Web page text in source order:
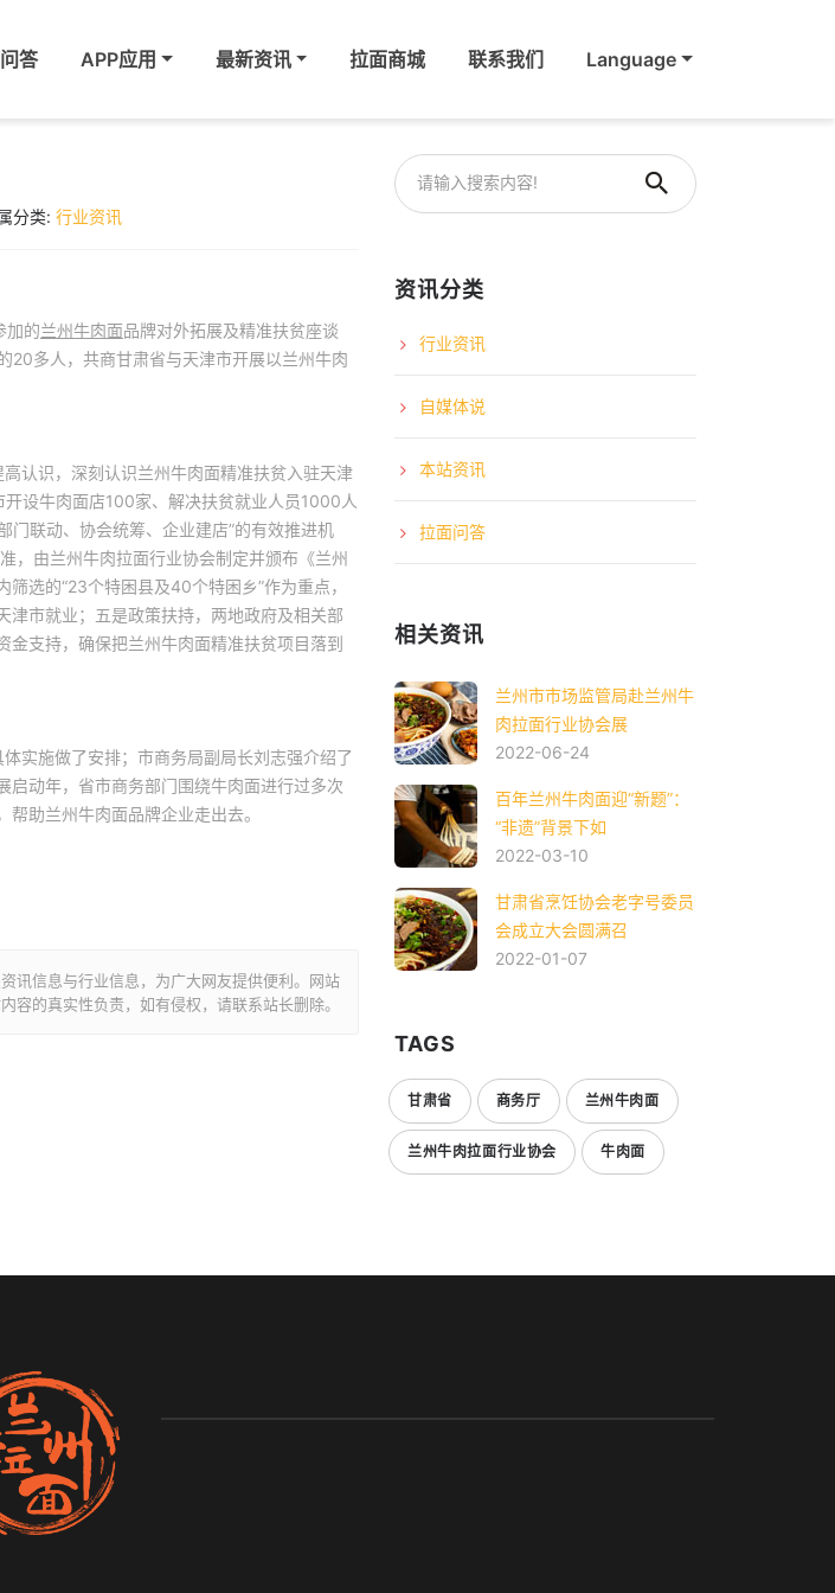
答 APP应用 最新资讯 拉面商城 联系我们 Language
分类: 行业资讯
加的兰州牛肉面品牌对外拓展及精准扶贫座谈
20多人，共商甘肃省与天津市开展以兰州牛肉
认识，深刻认识兰州牛肉面精准扶贫入驻天津
设牛肉面店100家、解决扶贫就业人员1000人
门联动、协会统筹、企业建店”的有效推进机
，由兰州牛肉拉面行业协会制定并颁布《兰州
选的“23个特困县及40个特困乡”作为重点，
津市就业；五是政策扶持，两地政府及相关部
金支持，确保把兰州牛肉面精准扶贫项目落到
实施做了安排；市商务局副局长刘志强介绍了
启动年，省市商务部门围绕牛肉面进行过多次
帮助兰州牛肉面品牌企业走出去。
讯信息与行业信息，为广大网友提供便利。网站
容的真实性负责，如有侵权，请联系站长删除。
资讯分类
行业资讯
自媒体说
本站资讯
拉面问答
相关资讯
兰州市市场监管局赴兰州牛
肉拉面行业协会展
2022-06-24
百年兰州牛肉面迎“新题”：
“非遗”背景下如
2022-03-10
甘肃省烹饪协会老字号委员
会成立大会圆满召
2022-01-07
TAGS
甘肃省 商务厅 兰州牛肉面
兰州牛肉拉面行业协会 牛肉面